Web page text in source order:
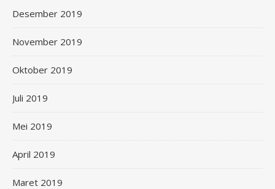
Desember 2019
November 2019
Oktober 2019
Juli 2019
Mei 2019
April 2019
Maret 2019